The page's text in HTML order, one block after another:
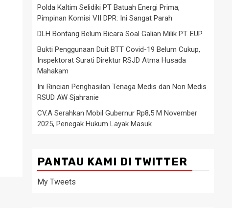
Polda Kaltim Selidiki PT Batuah Energi Prima,
Pimpinan Komisi VII DPR: Ini Sangat Parah
DLH Bontang Belum Bicara Soal Galian Milik PT. EUP
Bukti Penggunaan Duit BTT Covid-19 Belum Cukup,
Inspektorat Surati Direktur RSJD Atma Husada
Mahakam
Ini Rincian Penghasilan Tenaga Medis dan Non Medis
RSUD AW Sjahranie
CV.A Serahkan Mobil Gubernur Rp8,5 M November
2025, Penegak Hukum Layak Masuk
PANTAU KAMI DI TWITTER
My Tweets